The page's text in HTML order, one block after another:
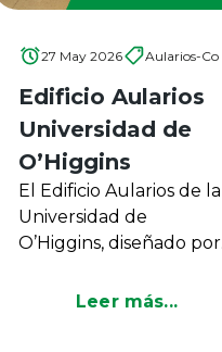
27 May 2026 Aularios-Co
Edificio Aularios
Universidad de
O’Higgins
El Edificio Aularios de la
Universidad de
O’Higgins, diseñado por
Pino y Claudio
Leer más...